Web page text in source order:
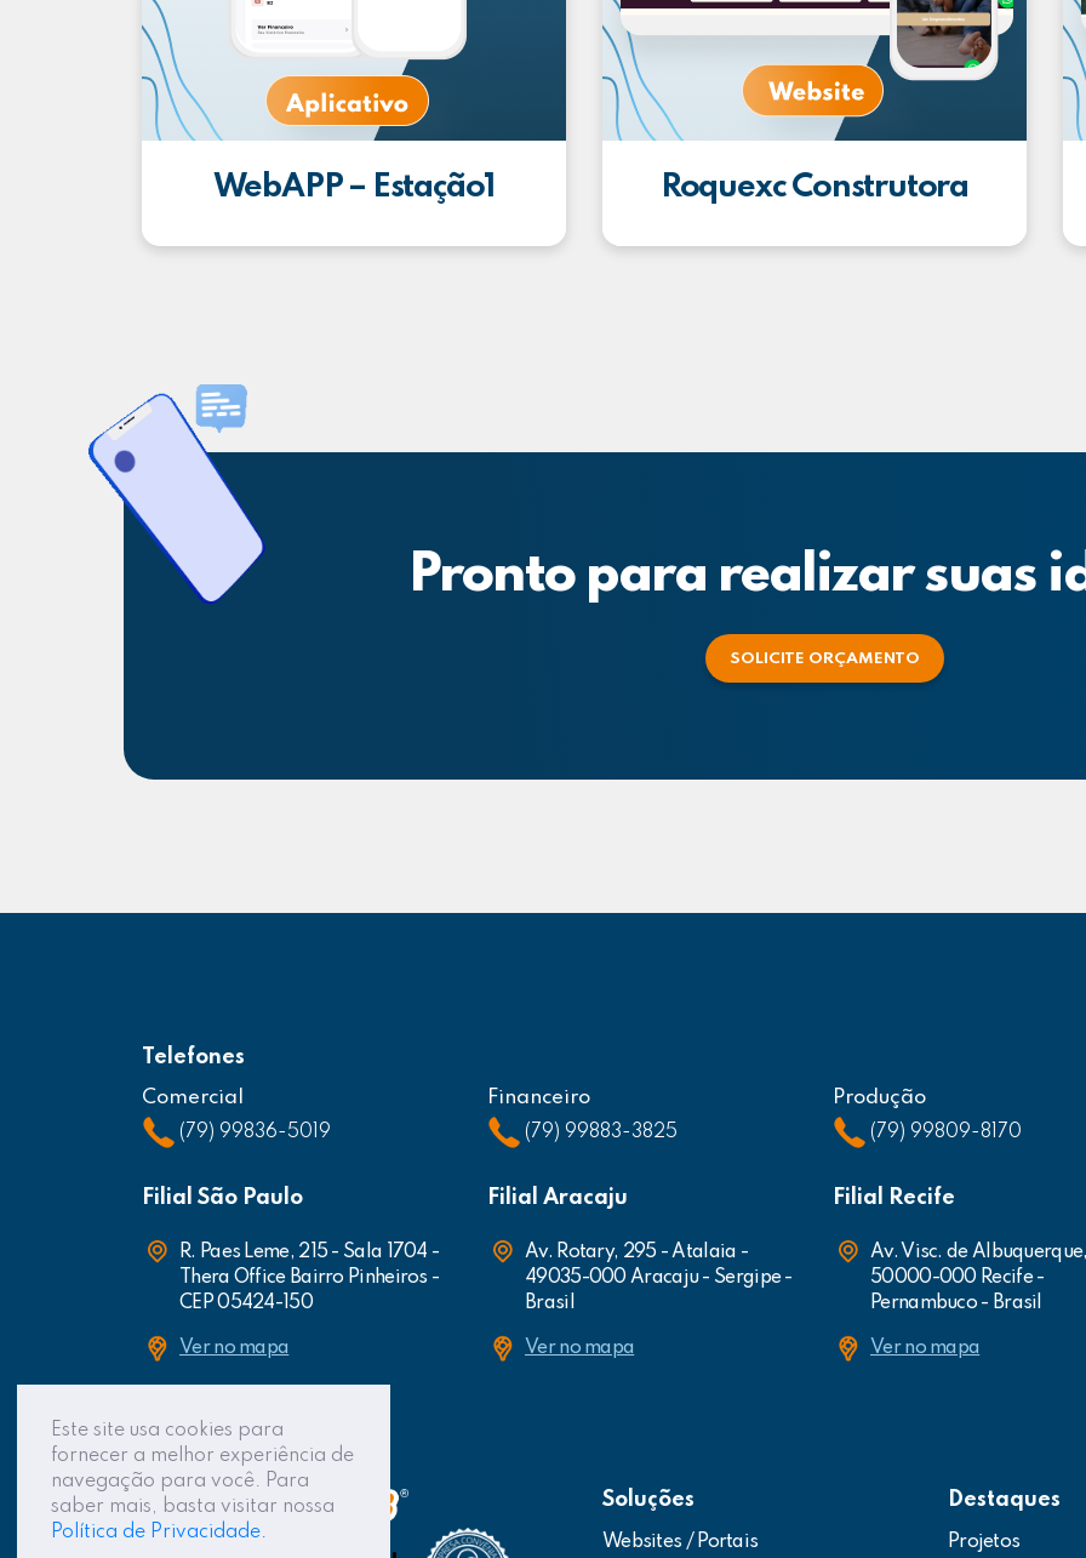
WebAPP – Estação1 Roquexc Construtora
Pronto para realizar suas
SOLICITE ORÇAMENTO
Este site usa cookies para
fornecer a melhor experiência de
navegação para você. Para
saber mais, basta visitar nossa
Política de Privacidade.
Telefones
Comercial
(79) 99836-5019
Financeiro
(79) 99883-3825
Produção
(79) 99809-8170
Filial São Paulo
R. Paes Leme, 215 - Sala 1704 -
Thera Office Bairro Pinheiros -
CEP 05424-150
Ver no mapa
Filial Aracaju
Av. Rotary, 295 - Atalaia -
49035-000 Aracaju - Sergipe -
Brasil
Ver no mapa
Filial Recife
Av. Visc. de
50000-000 Recife -
Pernambuco - Brasil
Ver no mapa
Soluções
Websites / Portais
Destaques
Projetos